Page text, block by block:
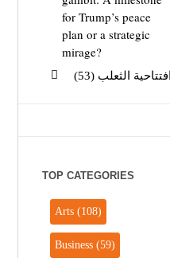
for Trump’s peace
plan or a strategic
mirage?
افتتاحية الثعلب (53)
TOP CATEGORIES
Arts(108)
Business(59)